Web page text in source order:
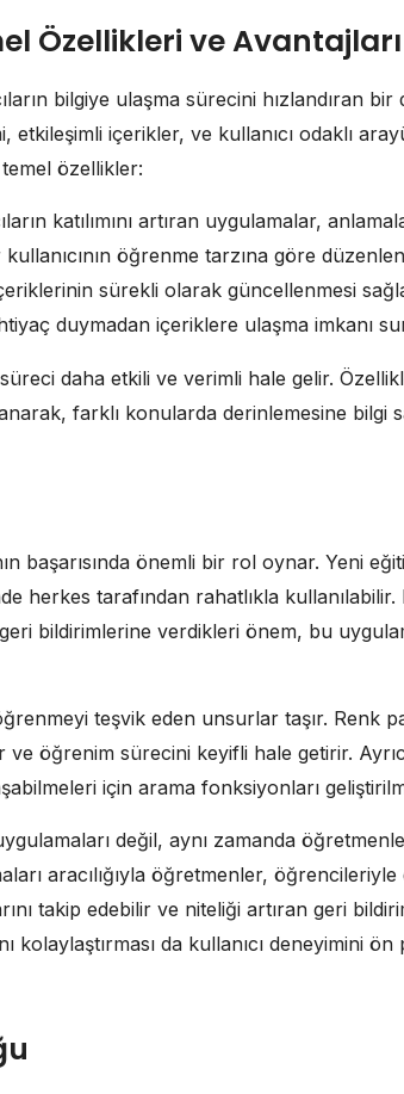
Özellikleri ve Avantajları
bilgiye ulaşma sürecini hızlandıran
etkileşimli içerikler, ve kullanıcı odaklı
özellikler:
katılımını artıran uygulamalar,
kullanıcının öğrenme tarzına göre
sürekli olarak güncellenmesi
duymadan içeriklere ulaşma imkanı
daha etkili ve verimli hale gelir.
farklı konularda derinlemesine bilgi
başarısında önemli bir rol oynar. Yeni
herkes tarafından rahatlıkla
bildirimlerine verdikleri önem, bu
teşvik eden unsurlar taşır. Renk
ve öğrenim sürecini keyifli hale getirir.
için arama fonksiyonları
değil, aynı zamanda
aracılığıyla öğretmenler,
takip edebilir ve niteliği artıran geri
kolaylaştırması da kullanıcı deneyimini